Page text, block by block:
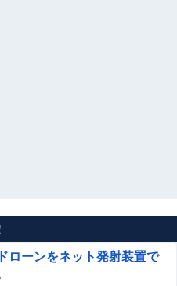
ったことが発覚
いなり巻（600円）」、
ｗ
ローンをネット発射装置で